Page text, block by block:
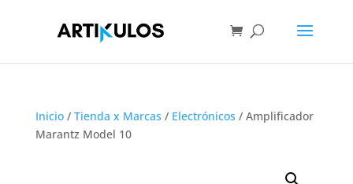
Inicio/ Tienda x Marcas / Electrónicos / Amplificador
Marantz Model 10